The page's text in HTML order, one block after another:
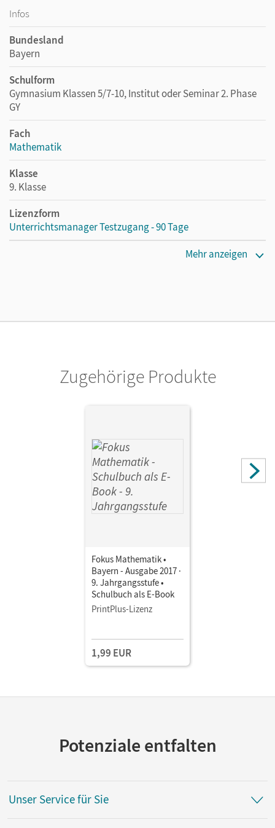
Infos
Bundesland
Bayern
Schulform
Gymnasium Klassen 5/7-10, Institut oder Seminar 2. Phase
GY
Fach
Mathematik
Klasse
9. Klasse
Lizenzform
Unterrichtsmanager Testzugang - 90 Tage
Unterrichtsmanager 90 Tage lang zu testen.
Mehr anzeigen
Zugehörige Produkte
Fokus Mathematik •
Bayern - Ausgabe 2017 ·
9. Jahrgangsstufe •
Schulbuch als E-Book
PrintPlus-Lizenz
1,99 EUR
Potenziale entfalten
Unser Service für Sie